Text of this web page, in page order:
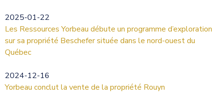
2025-01-22
Les Ressources Yorbeau débute un programme d’exploration
sur sa propriété Beschefer située dans le nord-ouest du
Québec
2024-12-16
Yorbeau conclut la vente de la propriété Rouyn